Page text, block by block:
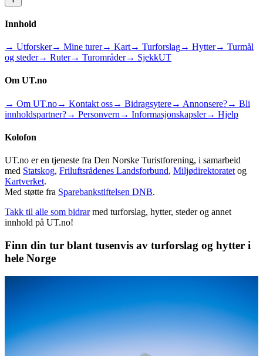
Innhold
→ Utforsker→ Mine turer→ Kart→ Turforslag→ Hytter→ Turmål
og steder→ Ruter→ Turområder→ SjekkUT
Om UT.no
→ Om UT.no→ Kontakt oss→ Bidragsytere→ Annonsere?→ Bli
innholdspartner?→ Personvern → Informasjonskapsler→ Hjelp
Kolofon
UT.no er en tjeneste fra Den Norske Turistforening, i samarbeid
med Statskog, Friluftsrådenes Landsforbund, Miljødirektoratet og
Kartverket.
Med støtte fra Sparebankstiftelsen DNB.
Takk til alle som bidrar med turforslag, hytter, steder og annet
innhold på UT.no!
Finn din tur blant tusenvis av turforslag og hytter i
hele Norge